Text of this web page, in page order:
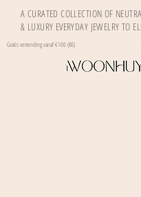
A CURATED COLLECTION OF
& LUXURY EVERYDAY JEWELRY TO
Gratis verzending vanaf €100 (BE)